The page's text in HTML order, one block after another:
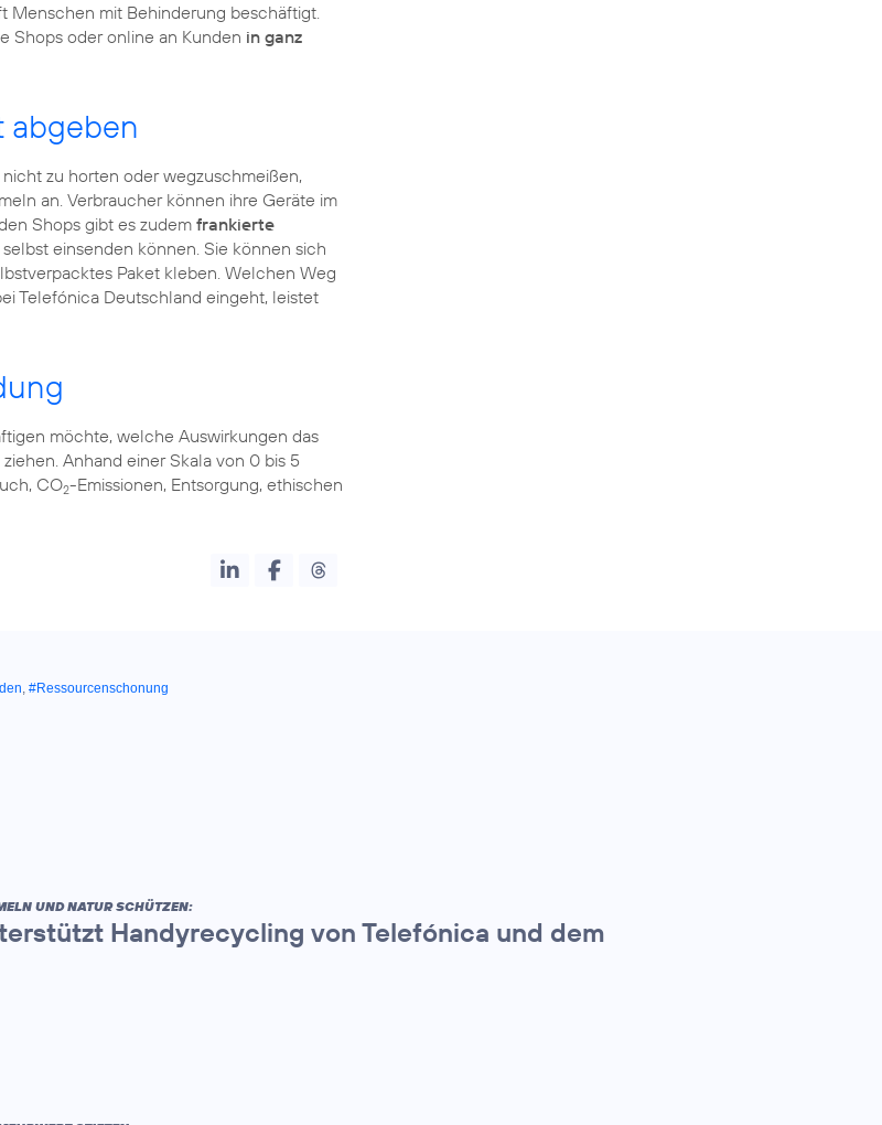
Menschen mit Behinderung beschäftigt.
Shops oder online an Kunden in ganz
abgeben
zu horten oder wegzuschmeißen,
an. Verbraucher können ihre Geräte im
Shops gibt es zudem frankierte
einsenden können. Sie können sich
Paket kleben. Welchen Weg
Telefónica Deutschland eingeht, leistet
möchte, welche Auswirkungen das
ziehen. Anhand einer Skala von 0 bis 5
CO2-Emissionen, Entsorgung, ethischen
, #Ressourcenschonung
UND NATUR SCHÜTZEN:
Handyrecycling von Telefónica und dem